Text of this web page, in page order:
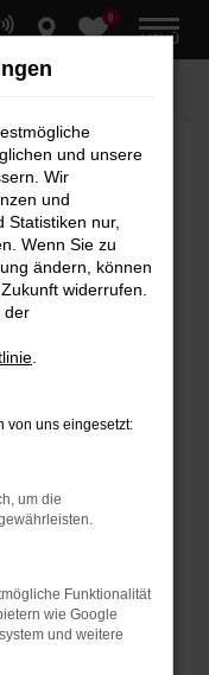
0
MENÜ
können:
deine
deine
in einem
privaten
und unsere
Wir
und
nur,
Wenn Sie zu
ändern, können
widerrufen.
der
von uns eingesetzt:
um die
Funktionalität
wie Google
und weitere